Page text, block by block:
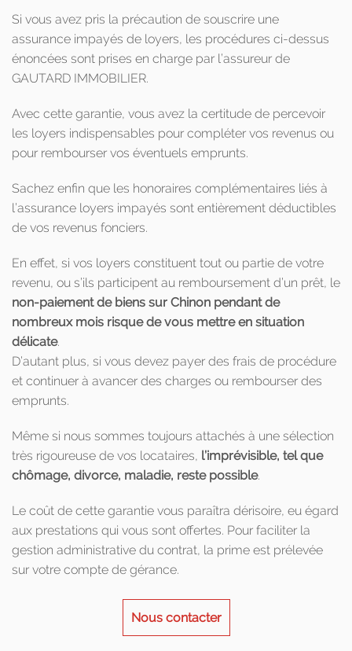
Si vous avez pris la précaution de souscrire une
assurance impayés de loyers, les procédures ci-dessus
énoncées sont prises en charge par l’assureur de
GAUTARD IMMOBILIER.
Avec cette garantie, vous avez la certitude de percevoir
les loyers indispensables pour compléter vos revenus ou
pour rembourser vos éventuels emprunts.
Sachez enfin que les honoraires complémentaires liés à
l’assurance loyers impayés sont entièrement déductibles
de vos revenus fonciers.
En effet, si vos loyers constituent tout ou partie de votre
revenu, ou s’ils participent au remboursement d’un prêt, le
non-paiement de biens sur Chinon pendant de
nombreux mois risque de vous mettre en situation
délicate.
D’autant plus, si vous devez payer des frais de procédure
et continuer à avancer des charges ou rembourser des
emprunts.
Même si nous sommes toujours attachés à une sélection
très rigoureuse de vos locataires, l’imprévisible, tel que
chômage, divorce, maladie, reste possible.
Le coût de cette garantie vous paraîtra dérisoire, eu égard
aux prestations qui vous sont offertes. Pour faciliter la
gestion administrative du contrat, la prime est prélevée
sur votre compte de gérance.
Nous contacter